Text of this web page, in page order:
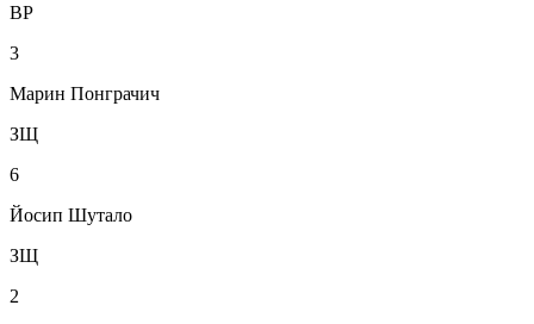
ВР
3
Марин Понграчич
ЗЩ
6
Йосип Шутало
ЗЩ
2